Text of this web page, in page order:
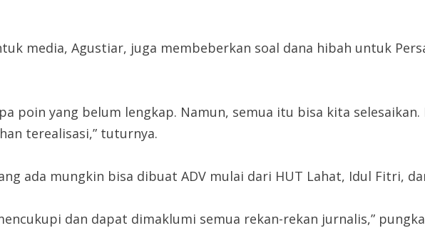
media, Agustiar, juga membeberkan soal dana hibah untuk
poin yang belum lengkap. Namun, semua itu bisa kita selesaikan.
terealisasi,” tuturnya.
ada mungkin bisa dibuat ADV mulai dari HUT Lahat, Idul Fitri,
dan dapat dimaklumi semua rekan-rekan jurnalis,”